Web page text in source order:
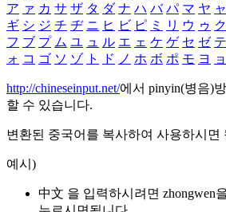
ア ァ カ サ ザ タ ダ ナ ハ バ パ マ ヤ ャ
ギ シ ジ チ ヂ ニ ヒ ビ ピ ミ リ ウ ゥ ク
フ ブ プ ム ユ ュ ル エ ェ ケ ゲ セ ゼ テ
ォ コ ゴ ソ ゾ ト ド ノ ホ ボ ポ モ ヨ ョ
http://chineseinput.net/에서 pinyin(병음)
할 수 있습니다.
변환된 중국어를 복사하여 사용하시면
예시)
中文 을 입력하시려면 zhongwen